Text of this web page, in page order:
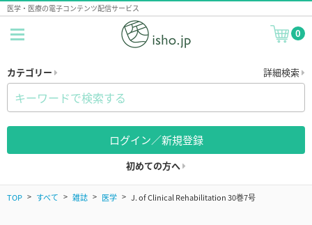
医学・医療の電子コンテンツ配信サービス
0
カテゴリー 詳細検索
ログイン／新規登録
初めての方へ
TOP すべて 雑誌 医学 J. of Clinical Rehabilitation 30巻7号